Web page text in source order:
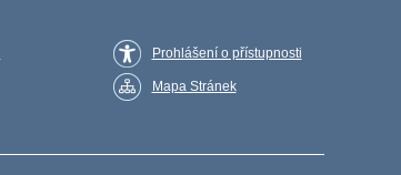
Prohlášení o přístupnosti
Mapa Stránek